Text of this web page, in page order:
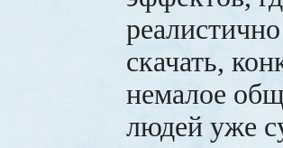
скачать,
немалое
людей уже